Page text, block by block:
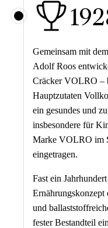
Gemeinsam mit
Adolf Roos
Cräcker VOLRO –
Hauptzutaten
ein gesundes und
insbesondere für
Marke VOLRO im
eingetragen.
Fast ein
Ernährungskonzept
und
fester Bestandteil